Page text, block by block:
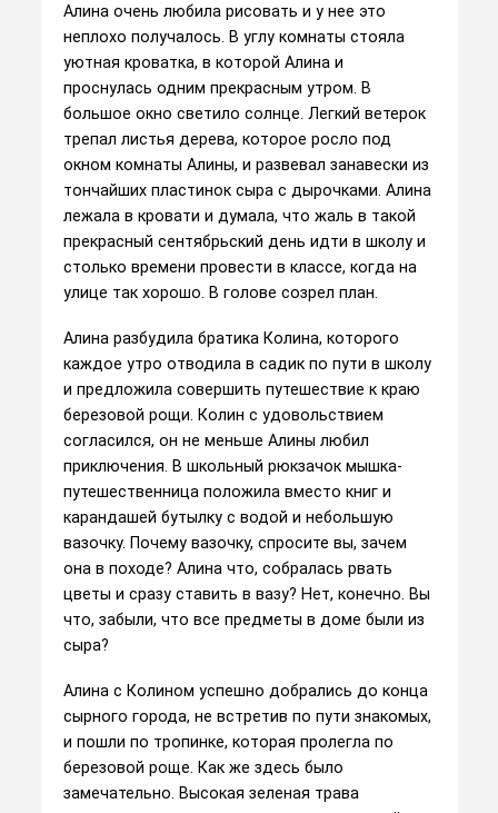
Алина очень любила рисовать и у нее это
неплохо получалось. В углу комнаты стояла
уютная кроватка, в которой Алина и
проснулась одним прекрасным утром. В
большое окно светило солнце. Легкий ветерок
трепал листья дерева, которое росло под
окном комнаты Алины, и развевал занавески из
тончайших пластинок сыра с дырочками. Алина
лежала в кровати и думала, что жаль в такой
прекрасный сентябрьский день идти в школу и
столько времени провести в классе, когда на
улице так хорошо. В голове созрел план.
Алина разбудила братика Колина, которого
каждое утро отводила в садик по пути в школу
и предложила совершить путешествие к краю
березовой рощи. Колин с удовольствием
согласился, он не меньше Алины любил
приключения. В школьный рюкзачок мышка-
путешественница положила вместо книг и
карандашей бутылку с водой и небольшую
вазочку. Почему вазочку, спросите вы, зачем
она в походе? Алина что, собралась рвать
цветы и сразу ставить в вазу? Нет, конечно. Вы
что, забыли, что все предметы в доме были из
сыра?
Алина с Колином успешно добрались до конца
сырного города, не встретив по пути знакомых,
и пошли по тропинке, которая пролегла по
березовой роще. Как же здесь было
замечательно. Высокая зеленая трава